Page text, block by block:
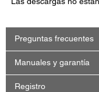
Preguntas frecuentes
Manuales y garantía
Registro